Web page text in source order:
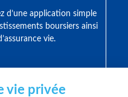
d’une application simple
boursiers ainsi
vie.
vie privée